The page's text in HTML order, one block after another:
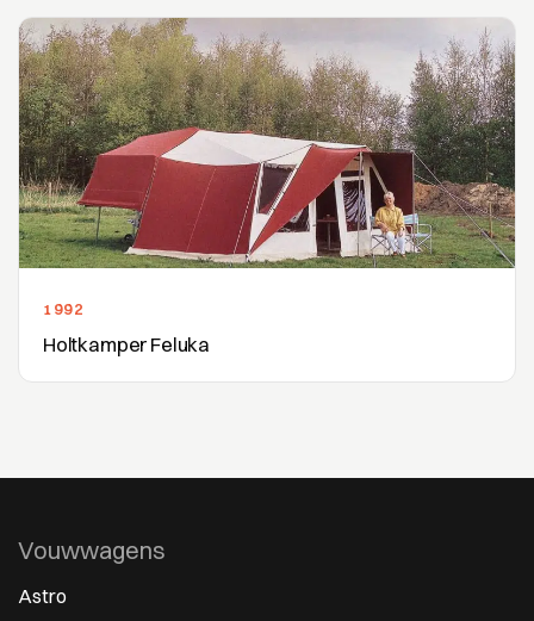
1992
Holtkamper Feluka
Vouwwagens
Astro